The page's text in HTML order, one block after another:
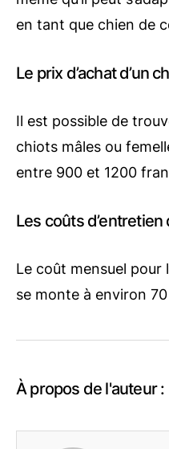
en tant que chien de
Le prix d’achat d’un
Il est possible de
chiots mâles ou
entre 900 et 1200
Les coûts d’entretien
Le coût mensuel pour
se monte à environ
À propos de l'auteur :